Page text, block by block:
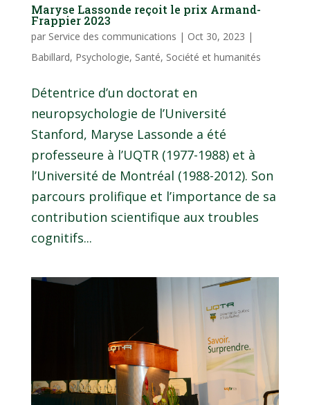
Maryse Lassonde reçoit le prix Armand-
Frappier 2023
par Service des communications | Oct 30, 2023 |
Babillard, Psychologie, Santé, Société et humanités
Détentrice d’un doctorat en
neuropsychologie de l’Université
Stanford, Maryse Lassonde a été
professeure à l’UQTR (1977-1988) et à
l’Université de Montréal (1988-2012). Son
parcours prolifique et l’importance de sa
contribution scientifique aux troubles
cognitifs...